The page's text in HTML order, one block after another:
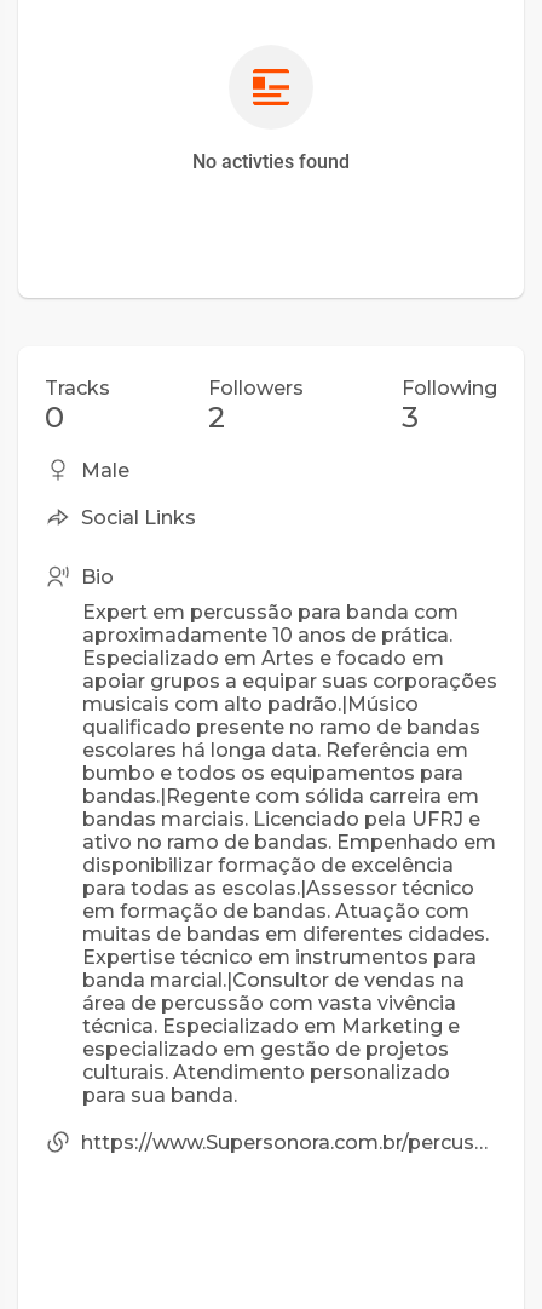
No activties found
Tracks
0
Followers
2
Following
3
Male
Social Links
Bio
Expert em percussão para banda com
aproximadamente 10 anos de prática.
Especializado em Artes e focado em
apoiar grupos a equipar suas corporações
musicais com alto padrão.|Músico
qualificado presente no ramo de bandas
escolares há longa data. Referência em
bumbo e todos os equipamentos para
bandas.|Regente com sólida carreira em
bandas marciais. Licenciado pela UFRJ e
ativo no ramo de bandas. Empenhado em
disponibilizar formação de excelência
para todas as escolas.|Assessor técnico
em formação de bandas. Atuação com
muitas de bandas em diferentes cidades.
Expertise técnico em instrumentos para
banda marcial.|Consultor de vendas na
área de percussão com vasta vivência
técnica. Especializado em Marketing e
especializado em gestão de projetos
culturais. Atendimento personalizado
para sua banda.
https://www.Supersonora.com.br/percussao/fanfarra